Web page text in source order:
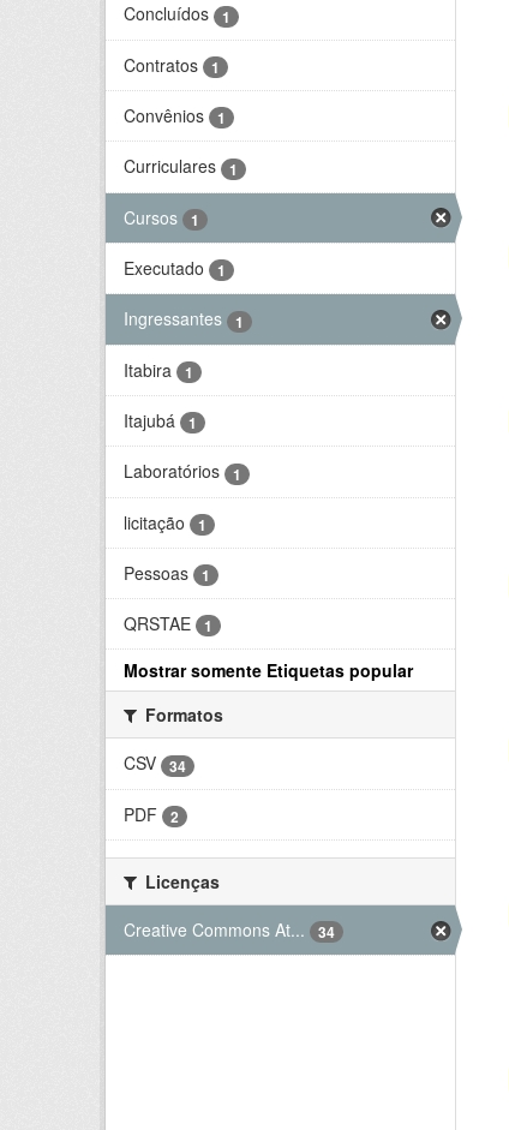
Concluídos 1
Contratos 1
Convênios 1
Curriculares 1
Cursos 1
Executado 1
Ingressantes 1
Itabira 1
Itajubá 1
Laboratórios 1
licitação 1
Pessoas 1
QRSTAE 1
Mostrar somente Etiquetas popular
Formatos
CSV
34
PDF 2
Licenças
Creative Commons At...
34